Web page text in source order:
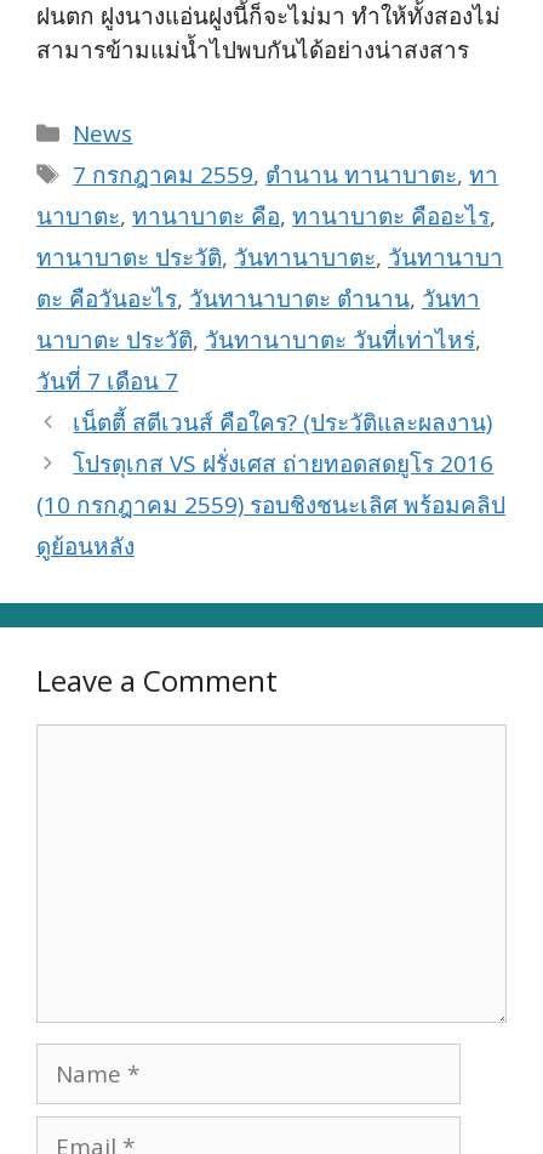
ฝนตก ฝูงนางแอ่นฝูงนี้ก็จะไม่มา ทำให้ทั้งสองไม่
สามารข้ามแม่น้ำไปพบกันได้อย่างน่าสงสาร
Categories
News
Tags
7 กรกฎาคม 2559, ตำนาน ทานาบาตะ,ทา
นาบาตะ, ทานาบาตะ คือ, ทานาบาตะ คืออะไร,
ทานาบาตะ ประวัติ, วันทานาบาตะ, วันทานาบา
ตะ คือวันอะไร, วันทานาบาตะ ตำนาน, วันทา
นาบาตะ ประวัติ, วันทานาบาตะ วันที่เท่าไหร่,
วันที่ 7 เดือน 7
เน็ตตี้ สตีเวนส์ คือใคร? (ประวัติและผลงาน)
โปรตุเกส VS ฝรั่งเศส ถ่ายทอดสดยูโร 2016
(10 กรกฎาคม 2559) รอบชิงชนะเลิศ พร้อมคลิป
ดูย้อนหลัง
Leave a Comment
Name
Email